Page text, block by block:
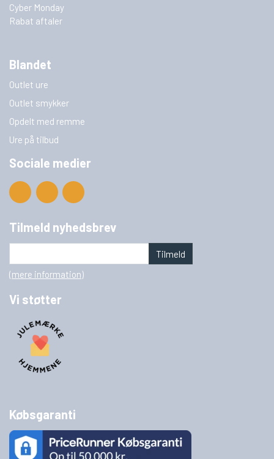
Cyber Monday
Rabat aftaler
Blandet
Outlet ure
Outlet smykker
Opdelt med remme
Ure på tilbud
Sociale medier
Tilmeld nyhedsbrev
Tilmeld
(mere information)
Vi støtter
Købsgaranti